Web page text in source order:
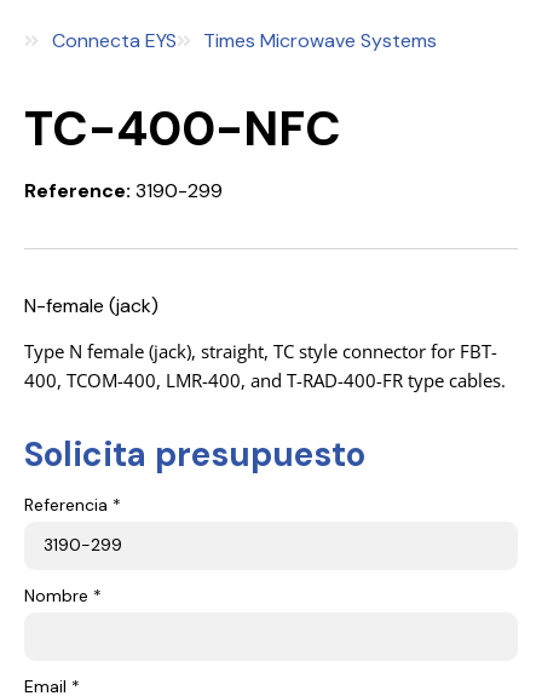
Connecta EYS Times Microwave Systems
TC-400-NFC
Reference: 3190-299
N-female (jack)
Type N female (jack), straight, TC style connector for FBT-
400, TCOM-400, LMR-400, and T-RAD-400-FR type cables.
Solicita presupuesto
Referencia *
Nombre *
Email *